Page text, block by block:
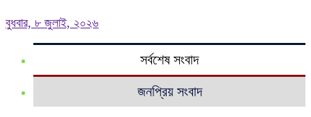
বুধবার, ৮ জুলাই, ২০২৬
সর্বশেষ সংবাদ
জনপ্রিয় সংবাদ